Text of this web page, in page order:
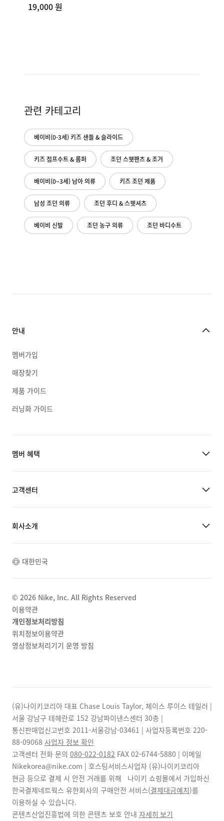
19,000 원
관련 카테고리
베이비(0-3세) 키즈 샌들 & 슬라이드
키즈 점프수트 & 롬퍼 조던 스웻팬츠 & 조거
베이비(0~3세) 남아 의류 키즈 조던 제품
남성 조던 의류 조던 후디 & 스웻셔츠
베이비 신발 조던 농구 의류 조던 바디수트
안내
멤버가입
매장찾기
제품 가이드
러닝화 가이드
멤버 혜택
고객센터
회사소개
대한민국
© 2026 Nike, Inc. All Rights Reserved
이용약관
개인정보처리방침
위치정보이용약관
영상정보처리기기 운영 방침
(유)나이키코리아 대표 Chase Louis Taylor, 체이스 루이스 테일러 |
서울 강남구 테헤란로 152 강남파이낸스센터 30층 |
통신판매업신고번호 2011-서울강남-03461 | 사업자등록번호 220-
88-09068 사업자 정보 확인
고객센터 전화 문의 080-022-0182 FAX 02-6744-5880 | 이메일
Nikekorea@nike.com | 호스팅서비스사업자 (유)나이키코리아
현금 등으로 결제 시 안전 거래를 위해 나이키 쇼핑몰에서 가입하신
한국결제네트웍스 유한회사의 구매안전 서비스(결제대금예치)를
이용하실 수 있습니다.
콘텐츠산업진흥법에 의한 콘텐츠 보호 안내 자세히 보기